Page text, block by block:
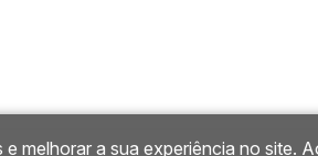
melhorar a sua experiência no site.